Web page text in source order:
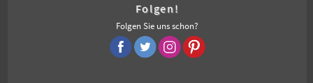
Folgen!
Folgen Sie uns schon?